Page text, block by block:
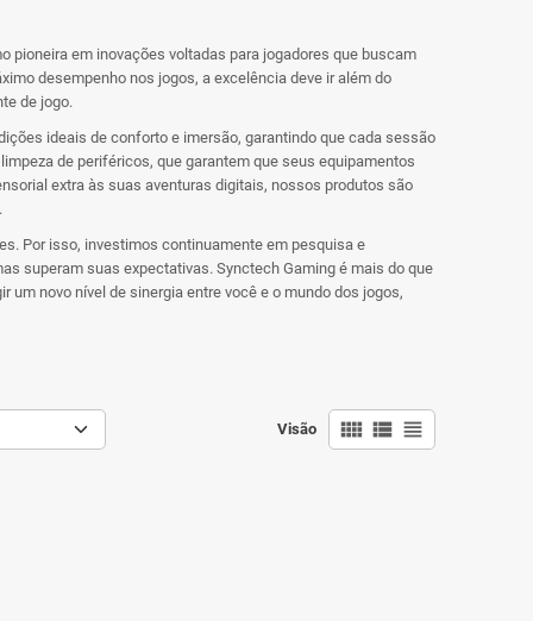
pioneira em inovações voltadas para jogadores que buscam
desempenho nos jogos, a excelência deve ir além do
de jogo.
ideais de conforto e imersão, garantindo que cada sessão
de periféricos, que garantem que seus equipamentos
extra às suas aventuras digitais, nossos produtos são
Por isso, investimos continuamente em pesquisa e
superam suas expectativas. Synctech Gaming é mais do que
novo nível de sinergia entre você e o mundo dos jogos,
Visão view_comfy view_list view_headline